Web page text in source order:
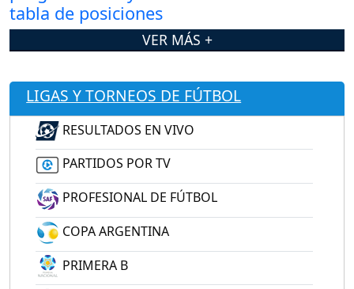
VER MÁS +
LIGAS Y TORNEOS DE FÚTBOL
RESULTADOS EN VIVO
PARTIDOS POR TV
PROFESIONAL DE FÚTBOL
COPA ARGENTINA
PRIMERA B